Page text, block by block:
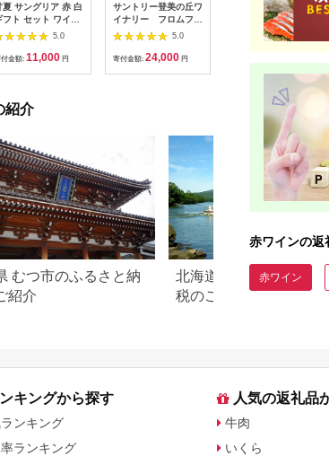
夏 サングリア 赤 白
フト セット ワイン
ベルネ シャルドネ
5.0
金額: 11,000 円
サントリー登美の丘ワ
イナリー フロムファ
ーム 甲斐 赤
2020 [ワイン 赤ワ
イン オリジナルワイ
5.0
寄付金額: 24,000 円
カベルネ・フラン
750ml×1本 新潟
県 新潟 ワイン 樽
5.0
紹介
むつ市のふるさと納
紹介
北海道 七飯町のふるさ
税のご紹介
赤ワインの返
赤ワイン
キングから探す
ランキング
ランキング
人気の返礼品
牛肉
いくら